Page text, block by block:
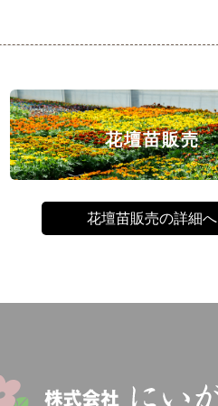
花壇苗販売
花壇苗販売の詳細へ